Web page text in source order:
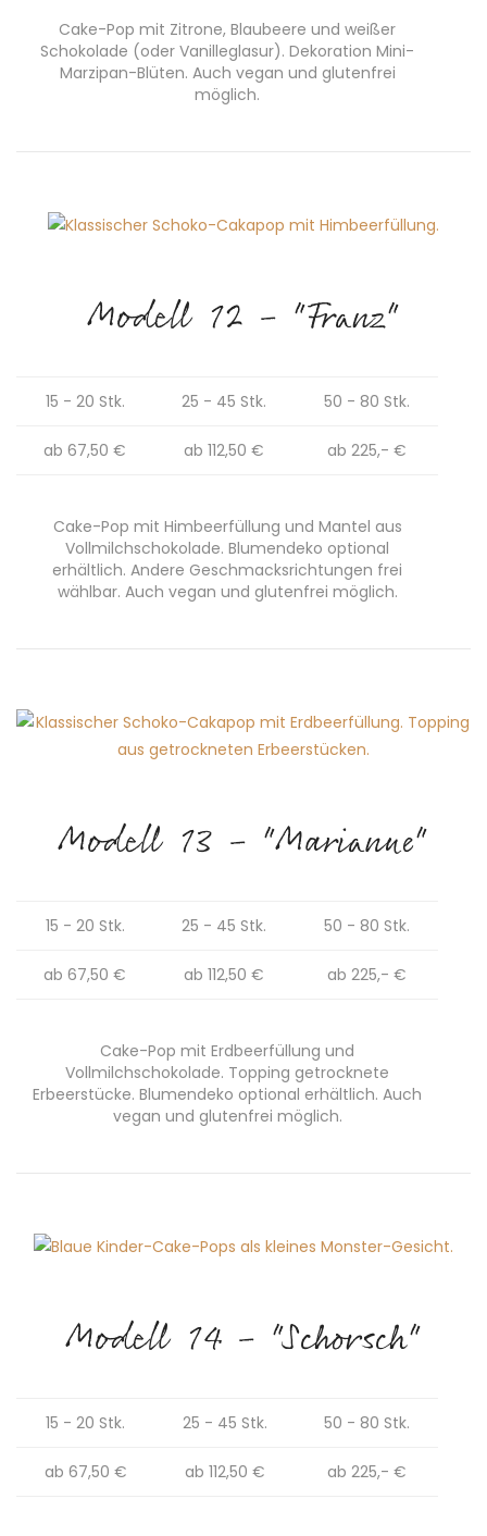
Cake-Pop mit Zitrone, Blaubeere und weißer
Schokolade (oder Vanilleglasur). Dekoration Mini-
Marzipan-Blüten. Auch vegan und glutenfrei
möglich.
Modell 12 - "Franz"
15 - 20 Stk. 25 - 45 Stk. 50 - 80 Stk.
ab 67,50 € ab 112,50 € ab 225,- €
Cake-Pop mit Himbeerfüllung und Mantel aus
Vollmilchschokolade. Blumendeko optional
erhältlich. Andere Geschmacksrichtungen frei
wählbar. Auch vegan und glutenfrei möglich.
Modell 13 - "Marianne"
15 - 20 Stk. 25 - 45 Stk. 50 - 80 Stk.
ab 67,50 € ab 112,50 € ab 225,- €
Cake-Pop mit Erdbeerfüllung und
Vollmilchschokolade. Topping getrocknete
Erbeerstücke. Blumendeko optional erhältlich. Auch
vegan und glutenfrei möglich.
Modell 14 - "Schorsch"
15 - 20 Stk. 25 - 45 Stk. 50 - 80 Stk.
ab 67,50 € ab 112,50 € ab 225,- €